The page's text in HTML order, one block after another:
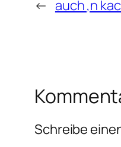
← auch ‚n
Schreibe